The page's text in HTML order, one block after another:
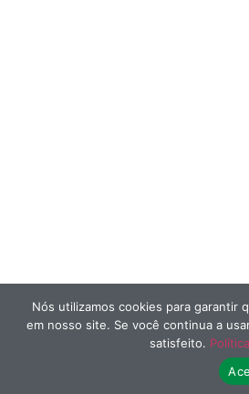
Nós utilizamos cookies para garantir
em nosso site. Se você continua a
satisfeito.